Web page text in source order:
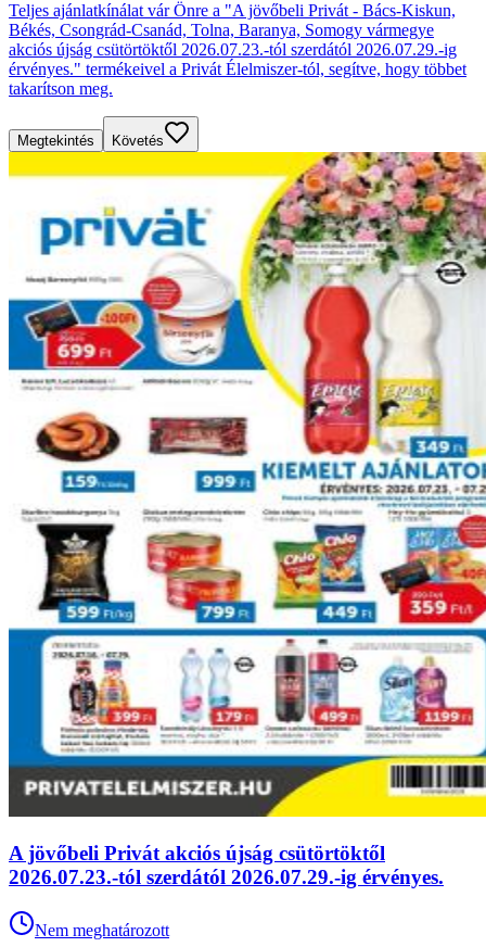
Teljes ajánlatkínálat vár Önre a "A jövőbeli Privát - Bács-Kiskun,
Békés, Csongrád-Csanád, Tolna, Baranya, Somogy vármegye
akciós újság csütörtöktől 2026.07.23.-tól szerdától 2026.07.29.-ig
érvényes." termékeivel a Privát Élelmiszer-tól, segítve, hogy többet
takarítson meg.
Megtekintés Követés
A jövőbeli Privát akciós újság csütörtöktől
2026.07.23.-tól szerdától 2026.07.29.-ig érvényes.
Nem meghatározott